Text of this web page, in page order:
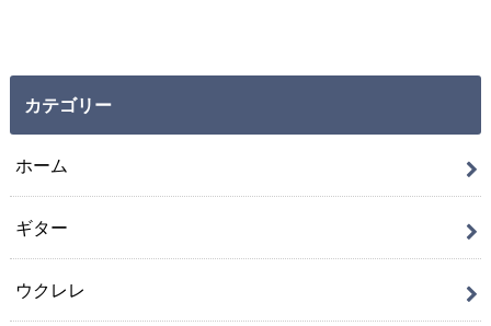
カテゴリー
ホーム
ギター
ウクレレ